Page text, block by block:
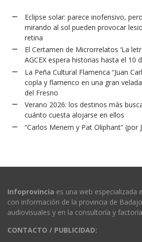
Eclipse solar: parece inofensivo,
mirando al sol pueden provocar
retina
El Certamen de Microrrelatos ‘La
AGCEX espera historias hasta el 10
La Peña Cultural Flamenca “Juan
copla y flamenco en una gran
del Fresno
Verano 2026: los destinos más
cuánto cuesta alojarse en ellos
“Carlos Menem y Pat Oliphant” (por
Infoprovincia es una web especializada
con información de la provincia de
audiovisuales y en la consultoría y
CONTACTO / PUBLICIDAD: